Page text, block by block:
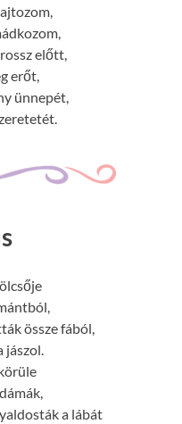
előtt,
erőt,
ünnepét,
össze fából,
jászol.
a lábát